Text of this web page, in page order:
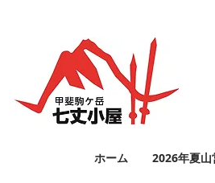
ホーム 2026年夏山